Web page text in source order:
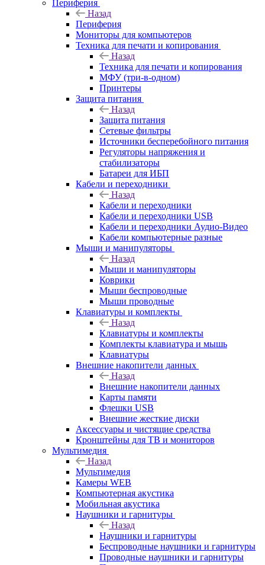
Периферия
Назад
Периферия
Мониторы для компьютеров
Техника для печати и копирования
Назад
Техника для печати и копирования
МФУ (три-в-одном)
Принтеры
Защита питания
Назад
Защита питания
Сетевые фильтры
Источники бесперебойного питания
Регуляторы напряжения и
стабилизаторы
Батареи для ИБП
Кабели и переходники
Назад
Кабели и переходники
Кабели и переходники USB
Кабели и переходники Аудио-Видео
Кабели компьютерные разные
Мыши и манипуляторы
Назад
Мыши и манипуляторы
Коврики
Мыши беспроводные
Мыши проводные
Клавиатуры и комплекты
Назад
Клавиатуры и комплекты
Комплекты клавиатура и мышь
Клавиатуры
Внешние накопители данных
Назад
Внешние накопители данных
Карты памяти
Флешки USB
Внешние жесткие диски
Аксессуары и чистящие средства
Кронштейны для ТВ и мониторов
Мультимедия
Назад
Мультимедия
Камеры WEB
Компьютерная акустика
Мобильная акустика
Наушники и гарнитуры
Назад
Наушники и гарнитуры
Беспроводные наушники и гарнитуры
Проводные наушники и гарнитуры